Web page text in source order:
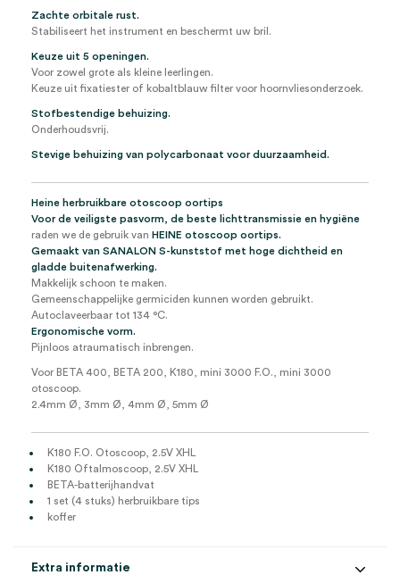
Zachte orbitale rust.
Stabiliseert het instrument en beschermt uw bril.
Keuze uit 5 openingen.
Voor zowel grote als kleine leerlingen.
Keuze uit fixatiester of kobaltblauw filter voor hoornvliesonderzoek.
Stofbestendige behuizing.
Onderhoudsvrij.
Stevige behuizing van polycarbonaat voor duurzaamheid.
Heine herbruikbare otoscoop oortips
Voor de veiligste pasvorm, de beste lichttransmissie en hygiëne
raden we de gebruik van HEINE otoscoop oortips.
Gemaakt van SANALON S-kunststof met hoge dichtheid en
gladde buitenafwerking.
Makkelijk schoon te maken.
Gemeenschappelijke germiciden kunnen worden gebruikt.
Autoclaveerbaar tot 134 °C.
Ergonomische vorm.
Pijnloos atraumatisch inbrengen.
Voor BETA 400, BETA 200, K180, mini 3000 F.O., mini 3000
otoscoop.
2.4mm Ø, 3mm Ø, 4mm Ø, 5mm Ø
K180 F.O. Otoscoop, 2.5V XHL
K180 Oftalmoscoop, 2.5V XHL
BETA-batterijhandvat
1 set (4 stuks) herbruikbare tips
koffer
Extra informatie